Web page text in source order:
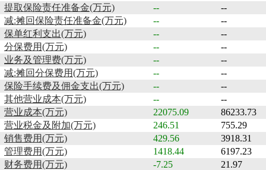
提取保险责任准备金(万元)
--
--
减:摊回保险责任准备金(万元)
--
--
保单红利支出(万元)
--
--
分保费用(万元)
--
--
业务及管理费(万元)
--
--
减:摊回分保费用(万元)
--
--
保险手续费及佣金支出(万元)
--
--
其他营业成本(万元)
--
--
营业成本(万元)
22075.09
86233.73
营业税金及附加(万元)
246.51
755.29
销售费用(万元)
429.56
3918.31
管理费用(万元)
1418.44
6197.23
财务费用(万元)
-7.25
21.97